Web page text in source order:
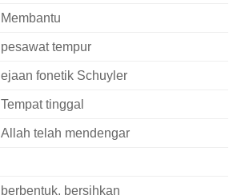
Membantu
pesawat tempur
ejaan fonetik Schuyler
Tempat tinggal
Allah telah mendengar
berbentuk, bersihkan